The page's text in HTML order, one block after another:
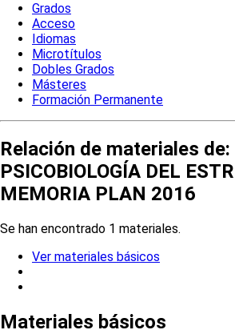
Grados
Acceso
Idiomas
Microtítulos
Dobles Grados
Másteres
Formación Permanente
Relación de materiales de:
PSICOBIOLOGÍA DEL
MEMORIA PLAN 2016
Se han encontrado 1 materiales.
Ver materiales básicos
Materiales básicos